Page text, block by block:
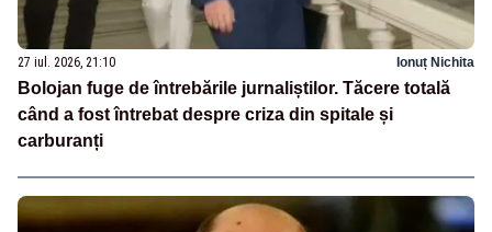
27 iul. 2026, 21:10 Ionuț Nichita
Bolojan fuge de întrebările jurnaliștilor. Tăcere totală
când a fost întrebat despre criza din spitale și
carburanți